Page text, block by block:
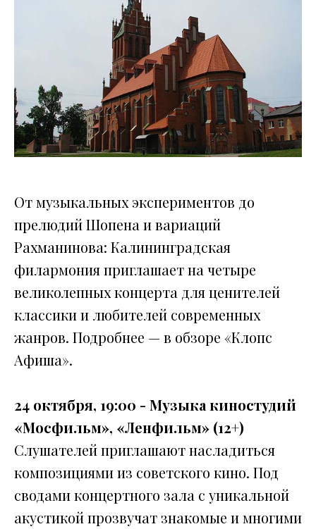
От музыкальных экспериментов до
прелюдий Шопена и вариаций
Рахманинова: Калининградская
филармония приглашает на четыре
великолепных концерта для ценителей
классики и любителей современных
жанров. Подробнее — в обзоре «Клопс
Афиша».
24 октября, 19:00 - Музыка киностудий
«Мосфильм», «Ленфильм» (12+)
Слушателей приглашают насладиться
композициями из советского кино. Под
сводами концертного зала с уникальной
акустикой прозвучат знакомые и многими